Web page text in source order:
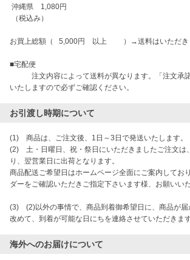
お買上総額（   5,000円　以上         ）→送料はいただき
■宅配便
注文内容によって送料が異なります。「注文承諾
お引渡し時期について
(1)　商品は、ご注文後、1日～3日で発送いたします。
(2)　土・日曜日、祝・祭日にいただきましたご注文は
り、翌営業日に出荷となります。
商品配送ご希望日はホームページ全面にご案内してお
ダーをご確認いただきご指定下さいます様、お願いい
(3)　(2)以外の事情で、商品到着御希望日に、商品が届
改めて、到着が可能な日にちを連絡させていただきます
海外へのお届けについて